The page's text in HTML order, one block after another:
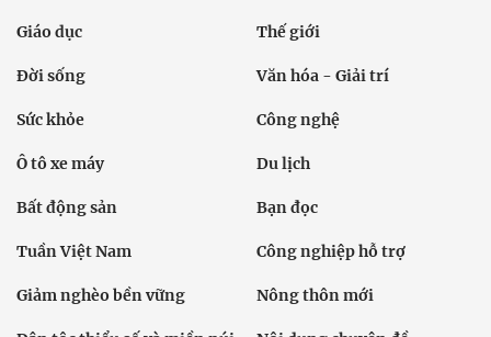
Giáo dục Thế giới
Đời sống Văn hóa - Giải trí
Sức khỏe Công nghệ
Ô tô xe máy Du lịch
Bất động sản Bạn đọc
Tuần Việt Nam Công nghiệp hỗ trợ
Giảm nghèo bền vững Nông thôn mới